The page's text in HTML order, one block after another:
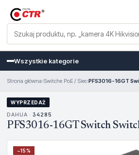
Wszystkie kategorie
Strona główna›Switche PoE / Siec›PFS3016-16GT
WYPRZEDAŻ
DAHUA · 34285
PFS3016-16GT Switch
−15%